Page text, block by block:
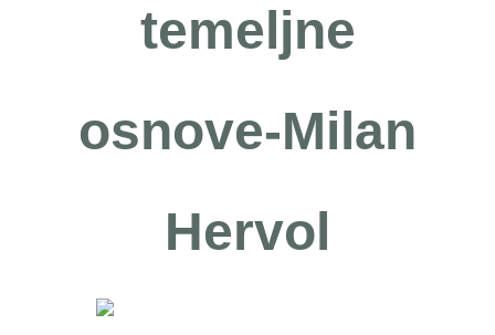
temeljne
osnove-Milan
Hervol